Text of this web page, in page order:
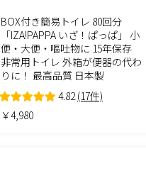
BOX付き簡易トイレ 80回分
「IZA!PAPPA いざ！ぱっぱ」 小
便・大便・嘔吐物に 15年保存
非常用トイレ 外箱が便器の代わ
りに！ 最高品質 日本製
4.82 (17件)
￥4,980